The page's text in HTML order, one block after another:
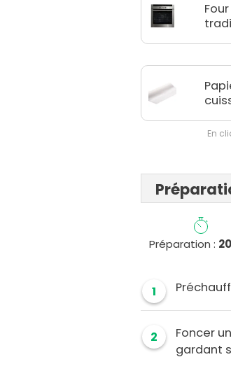
Four
En
Préparation :
1
2
Foncer
gardant